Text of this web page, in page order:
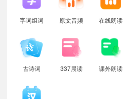
字词组词 原文音频 在线朗读
古诗词 337晨读 课外朗读